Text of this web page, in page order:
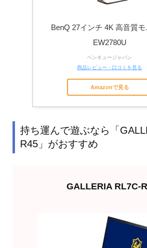
BenQ 27インチ 4K 高音質
EW2780U
ベンキュージャパン
商品レビュー・口コミを見る
Amazonで見る
持ち運んで遊ぶなら「
R45」がおすすめ
GALLERIA RL7C-